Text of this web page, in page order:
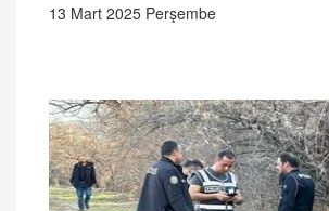
13 Mart 2025 Perşembe